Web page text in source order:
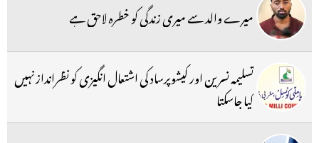
میرے والد سے میری زندگی کو خطرہ لاحق ہے
تسلیمہ نسرین اور کیشوپرساد کی اشتعال انگیزی کو نظرانداز نہیں
کیا جاسکتا